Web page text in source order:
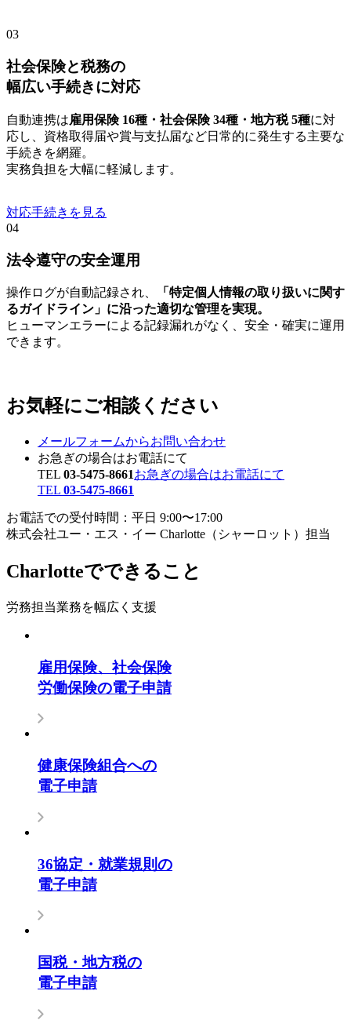
03
社会保険と税務の
幅広い手続きに対応
自動連携は雇用保険 16種・社会保険 34種・地方税 5種に対
応し、資格取得届や賞与支払届など日常的に発生する主要な
手続きを網羅。
実務負担を大幅に軽減します。
対応手続きを見る
04
法令遵守の安全運用
操作ログが自動記録され、
「特定個人情報の取り扱いに関す
るガイドライン」に沿った適切な管理を実現。
ヒューマンエラーによる記録漏れがなく、安全・確実に運用
できます。
お気軽にご相談ください
メールフォームからお問い合わせ
お急ぎの場合はお電話にて
TEL 03-5475-8661お急ぎの場合はお電話にて
TEL 03-5475-8661
お電話での受付時間：平日 9:00〜17:00
株式会社ユー・エス・イー Charlotte（シャーロット）担当
Charlotteでできること
労務担当業務を幅広く支援
雇用保険、社会保険
労働保険の電子申請
健康保険組合への
電子申請
36協定・就業規則の
電子申請
国税・地方税の
電子申請